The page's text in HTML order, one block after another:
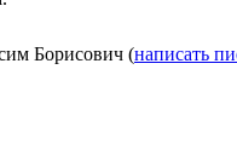
Борисович (написать